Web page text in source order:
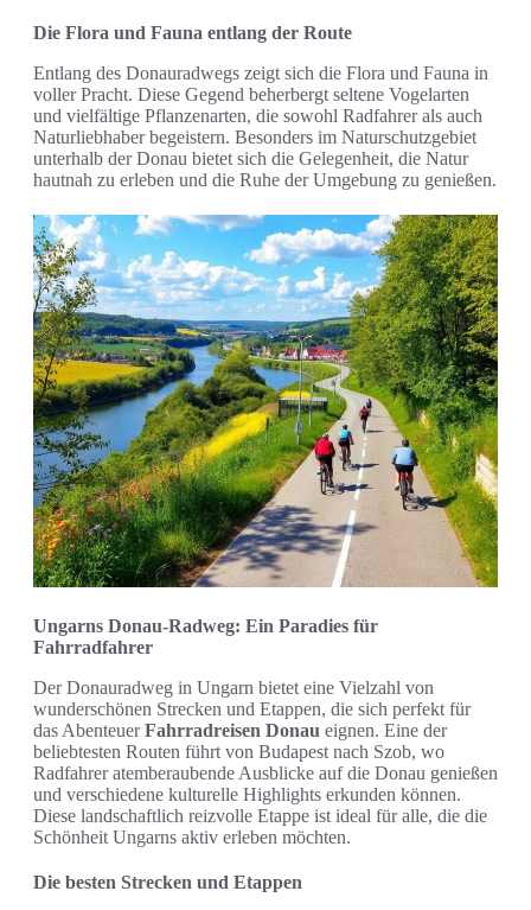
Die Flora und Fauna entlang der Route
Entlang des Donauradwegs zeigt sich die Flora und Fauna in
voller Pracht. Diese Gegend beherbergt seltene Vogelarten
und vielfältige Pflanzenarten, die sowohl Radfahrer als auch
Naturliebhaber begeistern. Besonders im Naturschutzgebiet
unterhalb der Donau bietet sich die Gelegenheit, die Natur
hautnah zu erleben und die Ruhe der Umgebung zu genießen.
Ungarns Donau-Radweg: Ein Paradies für
Fahrradfahrer
Der Donauradweg in Ungarn bietet eine Vielzahl von
wunderschönen Strecken und Etappen, die sich perfekt für
das AbenteuerFahrradreisen Donau eignen. Eine der
beliebtesten Routen führt von Budapest nach Szob, wo
Radfahrer atemberaubende Ausblicke auf die Donau genießen
und verschiedene kulturelle Highlights erkunden können.
Diese landschaftlich reizvolle Etappe ist ideal für alle, die die
Schönheit Ungarns aktiv erleben möchten.
Die besten Strecken und Etappen